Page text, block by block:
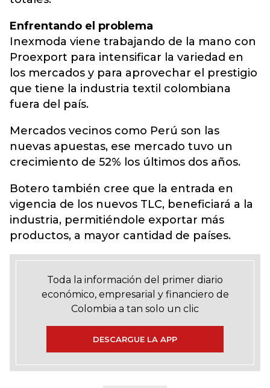
Enfrentando el problema
Inexmoda viene trabajando de la mano con
Proexport para intensificar la variedad en
los mercados y para aprovechar el prestigio
que tiene la industria textil colombiana
fuera del país.
Mercados vecinos como Perú son las
nuevas apuestas, ese mercado tuvo un
crecimiento de 52% los últimos dos años.
Botero también cree que la entrada en
vigencia de los nuevos TLC, beneficiará a la
industria, permitiéndole exportar más
productos, a mayor cantidad de países.
Toda la información del primer diario
económico, empresarial y financiero de
Colombia a tan solo un clic
DESCARGUE LA APP